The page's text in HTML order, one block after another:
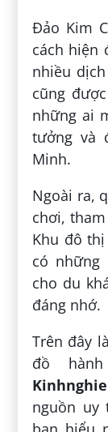
Đảo Kim
cách hiện
nhiều
cũng
những ai
tưởng và
Minh.
Ngoài ra,
chơi,
Khu đô
có những
cho du
đáng nhớ.
Trên đây
đồ
nguồn uy